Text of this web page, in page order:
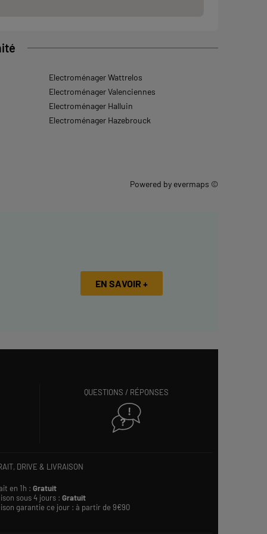
Electroménager Wattrelos
Electroménager Valenciennes
Electroménager Halluin
Electroménager Hazebrouck
Powered by evermaps ©
EN SAVOIR +
QUESTIONS / RÉPONSES
DRIVE & LIVRAISON
en 1h : Gratuit
sous 4 jours : Gratuit
garantie ce jour : à partir de 9€90